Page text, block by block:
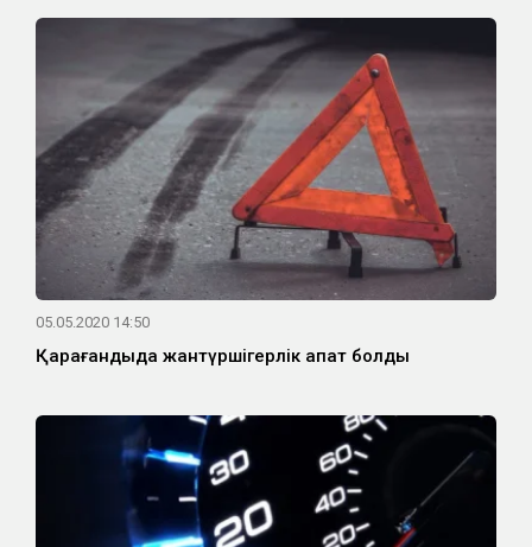
05.05.2020 14:50
Қарағандыда жантүршігерлік апат болды